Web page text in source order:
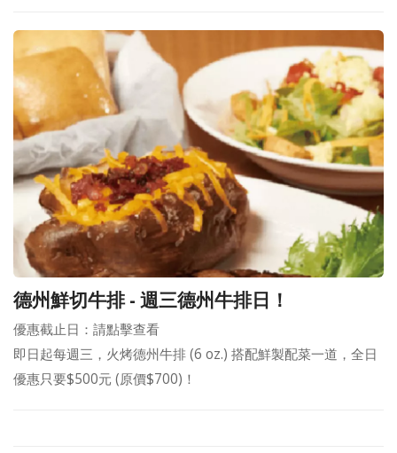
德州鮮切牛排 - 週三德州牛排日！
優惠截止日：請點擊查看
即日起每週三，火烤德州牛排 (6 oz.) 搭配鮮製配菜一道，全日
優惠只要$500元 (原價$700)！